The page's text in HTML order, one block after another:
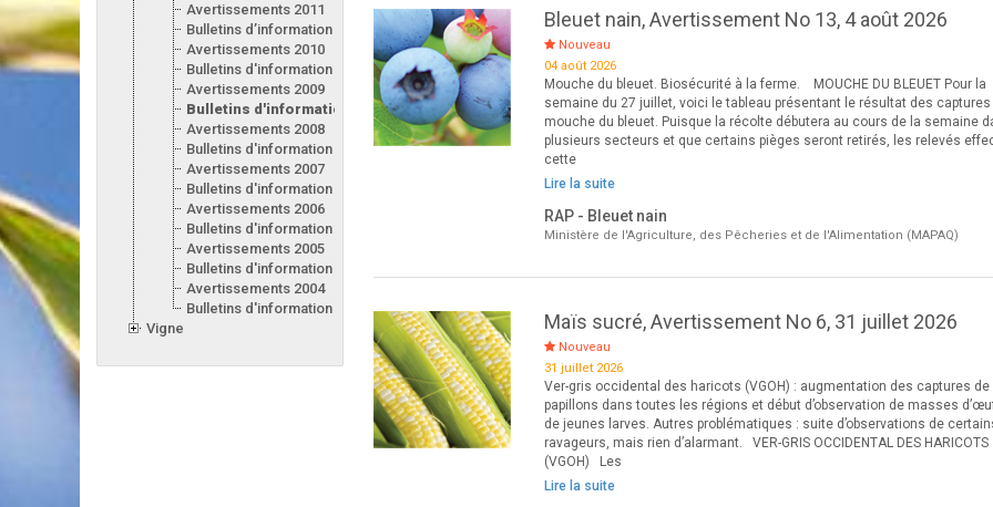
Avertissements 2011
Bulletins d’information 2011
Avertissements 2010
Bulletins d'information 2010
Avertissements 2009
Bulletins d'information 2009
Avertissements 2008
Bulletins d'information 2008
Avertissements 2007
Bulletins d'information 2007
Avertissements 2006
Bulletins d'information 2006
Avertissements 2005
Bulletins d'information 2005
Avertissements 2004
Bulletins d'information 2004
Vigne
Bleuet nain, Avertissement No 13, 4 août 2026
Nouveau
04 août 2026
Mouche du bleuet. Biosécurité à la ferme. MOUCHE DU BLEUET Pour la
semaine du 27 juillet, voici le tableau présentant le résultat des captures
mouche du bleuet. Puisque la récolte débutera au cours de la semaine
plusieurs secteurs et que certains pièges seront retirés, les relevés
cette
Lire la suite
RAP - Bleuet nain
Ministère de l'Agriculture, des Pêcheries et de l'Alimentation (MAPAQ)
Maïs sucré, Avertissement No 6, 31 juillet 2026
Nouveau
31 juillet 2026
Ver-gris occidental des haricots (VGOH) : augmentation des captures de
papillons dans toutes les régions et début d’observation de masses
de jeunes larves. Autres problématiques : suite d’observations de
ravageurs, mais rien d’alarmant. VER-GRIS OCCIDENTAL DES HARICOTS
(VGOH) Les
Lire la suite